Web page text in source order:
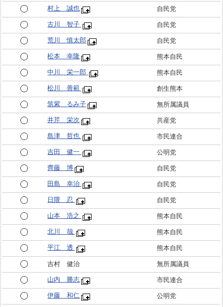
村上 誠也 自民党
古川 智子 自民党
荒川 慎太郎 自民党
松本 幸隆 熊本自民
中川 栄一郎 熊本自民
松川 善範 創生熊本
筑紫 るみ子 無所属議員
井芹 栄次 共産党
島津 哲也 市民連合
吉田 健一 公明党
齊藤 博 自民党
田島 幸治 自民党
日隈 忍 自民党
山本 浩之 熊本自民
北川 哉 熊本自民
平江 透 熊本自民
吉村 健治 無所属議員
山内 勝志 市民連合
伊藤 和仁 公明党